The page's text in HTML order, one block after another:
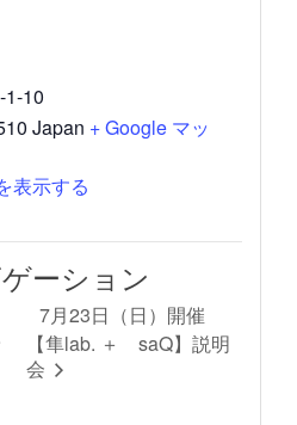
10
Japan + Google マッ
表示する
ーション
7月23日（日）開催
【隼lab. ＋ saQ】説明
会